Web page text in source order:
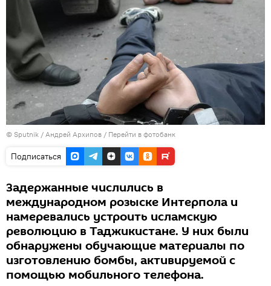
© Sputnik / Андрей Архипов / Перейти в фотобанк
Подписаться
Задержанные числились в
международном розыске Интерпола и
намеревались устроить исламскую
революцию в Таджикистане. У них были
обнаружены обучающие материалы по
изготовлению бомбы, активируемой с
помощью мобильного телефона.